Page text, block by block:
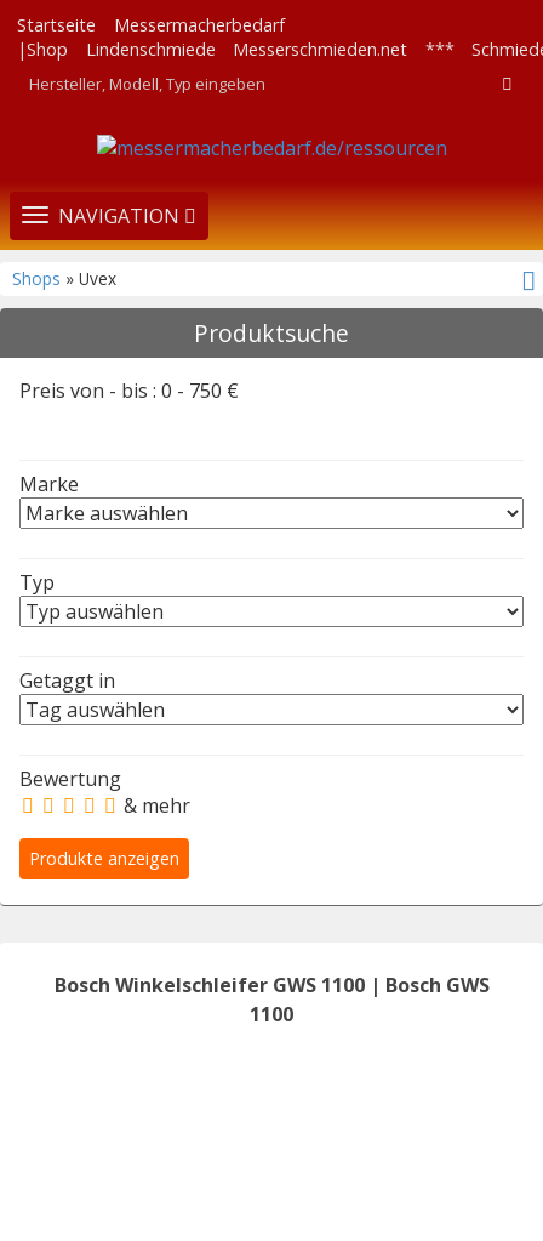
Startseite
Messermacherbedarf
|Shop
Lindenschmiede Messerschmieden.net ***
TOGGLE
NAVIGATION
NAVIGATION
Shops » Uvex
Produktsuche
Preis von - bis : 0 - 750 €
Marke
Typ
Getaggt in
Bewertung
& mehr
Bosch Winkelschleifer GWS 1100 | Bosch GWS
1100